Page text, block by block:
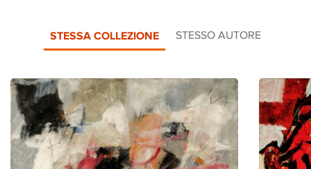
STESSA COLLEZIONE STESSO AUTORE